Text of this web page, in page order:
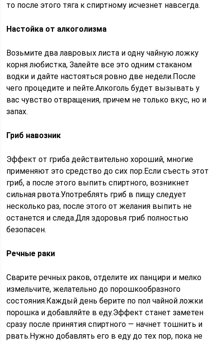
то после этого тяга к спиртному исчезнет навсегда.
Настойка от алкоголизма
Возьмите два лавровых листа и одну чайную ложку
корня любистка, Залейте все это одним стаканом
водки и дайте настояться ровно две недели.После
чего процедите и пейте.Алкоголь будет вызывать у
вас чувство отвращения, причем не только вкус, но и
запах.
Гриб навозник
Эффект от гриба действительно хороший, многие
применяют это средство до сих пор.Если съесть этот
гриб, а после этого выпить спиртного, возникнет
сильная рвота.Употреблять гриб в пищу следует
несколько раз, после этого от желания выпить не
останется и следа.Для здоровья гриб полностью
безопасен.
Речные раки
Сварите речных раков, отделите их панцири и мелко
измельчите, желательно до порошкообразного
состояния.Каждый день берите по пол чайной ложки
порошка и добавляйте в еду.Эффект станет заметен
сразу после принятия спиртного — начнет тошнить и
рвать.Нужно добавлять его в еду до тех пор, пока не